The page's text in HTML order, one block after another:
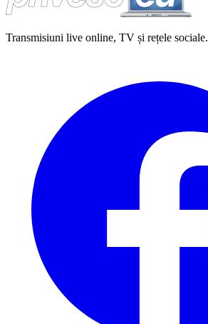
Transmisiuni live online, TV și rețele sociale.